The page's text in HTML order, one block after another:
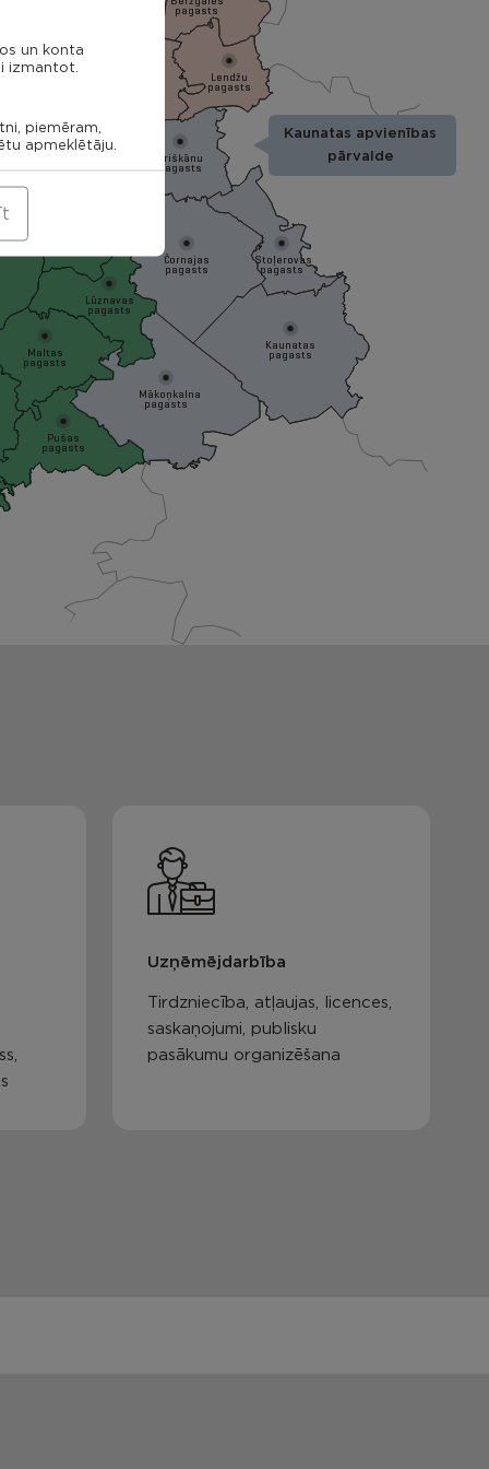
Kaunatas apvienības
pārvalde
Ozolmuižas
Audriņu
Lendžu
pagasts
pagasts
Pušas
pagasts
Maltas
pagasts
Lūznavas
pagasts
Griškānu
pagasts
Čornajas
pagasts
Mākoņkalna
pagasts
Kaunatas
pagasts
Stoļerovas
pagasts
Uzņēmējdarbība
Tirdzniecība, atļaujas, licences,
saskaņojumi, publisku
pasākumu organizēšana
un konta
izmantot.
piemēram,
apmeklētāju.